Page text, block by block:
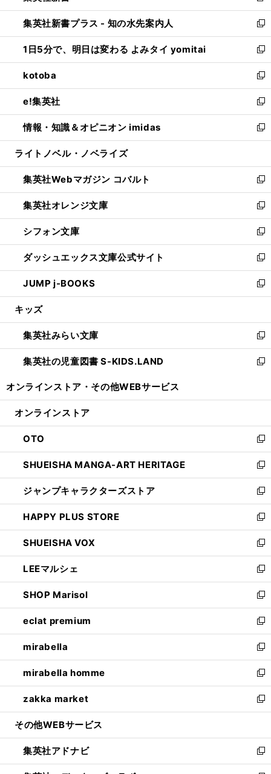
開
く
ン
ド
ウ
で
開
く
ウ
ィ
ン
ド
ウ
で
開
く
し
い
ウ
ィ
ン
ド
ウ
で
開
く
集英社新書プラス - 知の水先案内人
新
し
い
ウ
ィ
ン
ド
ウ
で
開
1日5分で、明日は変わる よみタイ yomitai
新
し
い
ウ
ィ
ン
ド
ウ
開
く
kotoba
新
し
い
ウ
ィ
ン
ウ
で
開
く
e!集英社
新
し
い
ウ
ン
ド
ウ
で
開
く
情報・知識＆オピニオン imidas
新
し
ウ
ィ
ン
ド
ウ
で
開
く
ライトノベル・ノベライズ
集英社Webマガジン コバルト
新
し
い
ウ
ィ
ン
ド
ウ
で
開
集英社オレンジ文庫
新
し
い
ウ
ィ
ン
ド
ウ
開
く
シフォン文庫
新
し
い
ウ
ィ
ン
ウ
で
開
く
ダッシュエックス文庫公式サイト
新
し
い
ウ
ン
ド
ウ
で
JUMP j-BOOKS
新
し
ウ
ィ
ン
ド
開
キッズ
集英社みらい文庫
新
し
い
ン
ウ
で
開
く
集英社の児童図書 S-KIDS.LAND
新
ウ
ン
ド
ウ
で
開
く
オンラインストア・ その他WEBサービス
オンラインストア
OTO
新
し
い
ウ
ィ
ン
ド
ウ
で
開
く
SHUEISHA MANGA-ART HERITAGE
新
し
い
ウ
ィ
ン
ド
ウ
で
開
く
ジャンプキャラクターズストア
新
し
い
ウ
ィ
ン
ド
ウ
で
開
く
HAPPY PLUS STORE
新
し
い
ウ
ィ
ン
ド
ウ
で
開
く
SHUEISHA VOX
新
し
い
ウ
ィ
ン
ド
ウ
で
開
く
LEEマルシェ
新
し
い
ウ
ィ
ン
ド
ウ
で
開
く
SHOP Marisol
新
し
い
ウ
ィ
ン
ド
ウ
で
開
eclat premium
新
し
い
ウ
ィ
ン
ド
ウ
開
く
mirabella
新
し
い
ウ
ィ
ン
ウ
で
開
mirabella homme
新
し
い
ウ
ン
ド
ウ
zakka market
新
し
ウ
ィ
ン
その他WEBサービス
集英社アドナビ
新
し